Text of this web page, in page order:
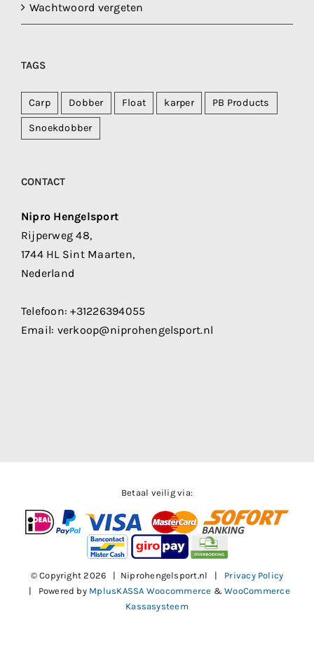
Wachtwoord vergeten
TAGS
Carp Dobber Float karper PB Products
Snoekdobber
CONTACT
Nipro Hengelsport
Rijperweg 48,
1744 HL Sint Maarten,
Nederland
Telefoon:+31226394055
Email: verkoop@niprohengelsport.nl
Betaal veilig via:
© Copyright2026 | Niprohengelsport.nl | Privacy Policy
| Powered by MplusKASSA Woocommerce &WooCommerce
Kassasysteem